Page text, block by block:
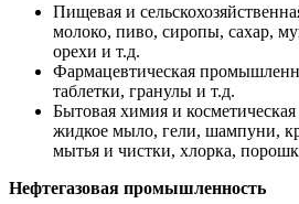
Пищевая и
молоко, пиво, сиропы, сахар,
орехи и т.д.
Фармацевтическая
таблетки, гранулы и т.д.
Бытовая химия и
жидкое мыло, гели, шампуни,
мытья и чистки, хлорка,
Нефтегазовая промышленность